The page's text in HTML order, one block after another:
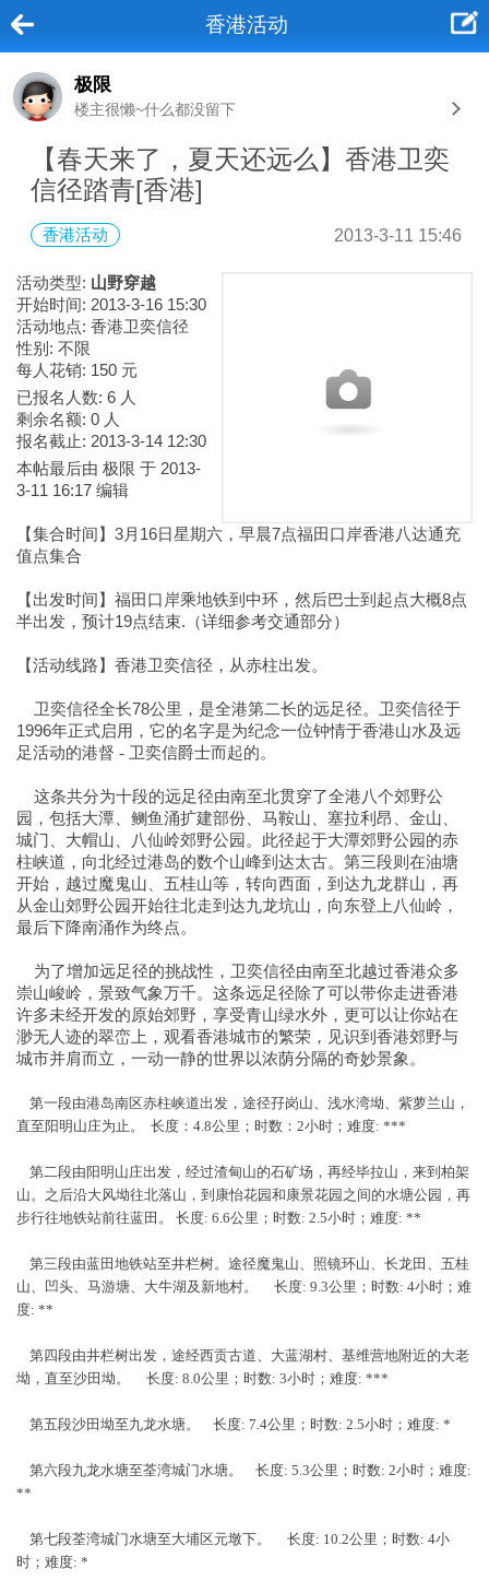
香港活动
极限
楼主很懒~什么都没留下
【春天来了，夏天还远么】香港卫奕
信径踏青[香港]
香港活动 2013-3-11 15:46
活动类型: 山野穿越
开始时间: 2013-3-16 15:30
活动地点: 香港卫奕信径
性别: 不限
每人花销: 150 元
已报名人数: 6 人
剩余名额: 0 人
报名截止: 2013-3-14 12:30
本帖最后由 极限 于 2013-
3-11 16:17 编辑
【集合时间】3月16日星期六，早晨7点福田口岸香港八达通充
值点集合
【出发时间】福田口岸乘地铁到中环，然后巴士到起点大概8点
半出发，预计19点结束.（详细参考交通部分）
【活动线路】香港卫奕信径，从赤柱出发。
卫奕信径全长78公里，是全港第二长的远足径。卫奕信径于
1996年正式启用，它的名字是为纪念一位钟情于香港山水及远
足活动的港督 - 卫奕信爵士而起的。
这条共分为十段的远足径由南至北贯穿了全港八个郊野公
园，包括大潭、鲗鱼涌扩建部份、马鞍山、塞拉利昂、金山、
城门、大帽山、八仙岭郊野公园。此径起于大潭郊野公园的赤
柱峡道，向北经过港岛的数个山峰到达太古。第三段则在油塘
开始，越过魔鬼山、五桂山等，转向西面，到达九龙群山，再
从金山郊野公园开始往北走到达九龙坑山，向东登上八仙岭，
最后下降南涌作为终点。
为了增加远足径的挑战性，卫奕信径由南至北越过香港众多
崇山峻岭，景致气象万千。这条远足径除了可以带你走进香港
许多未经开发的原始郊野，享受青山绿水外，更可以让你站在
渺无人迹的翠峦上，观看香港城市的繁荣，见识到香港郊野与
城市并肩而立，一动一静的世界以浓荫分隔的奇妙景象。
第一段由港岛南区赤柱峡道出发，途径孖岗山、浅水湾坳、紫萝兰山，
直至阳明山庄为止。 长度：4.8公里；时数：2小时；难度: ***
第二段由阳明山庄出发，经过渣甸山的石矿场，再经毕拉山，来到柏架
山。之后沿大风坳往北落山，到康怡花园和康景花园之间的水塘公园，再
步行往地铁站前往蓝田。 长度: 6.6公里；时数: 2.5小时；难度: **
第三段由蓝田地铁站至井栏树。途径魔鬼山、照镜环山、长龙田、五桂
山、凹头、马游塘、大牛湖及新地村。 长度: 9.3公里；时数: 4小时；难
度: **
第四段由井栏树出发，途经西贡古道、大蓝湖村、基维营地附近的大老
坳，直至沙田坳。 长度: 8.0公里；时数: 3小时；难度: ***
第五段沙田坳至九龙水塘。 长度: 7.4公里；时数: 2.5小时；难度: *
第六段九龙水塘至荃湾城门水塘。 长度: 5.3公里；时数: 2小时；难度:
**
第七段荃湾城门水塘至大埔区元墩下。 长度: 10.2公里；时数: 4小
时；难度: *